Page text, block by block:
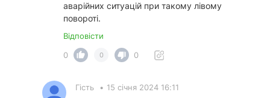
аварійних ситуацій при такому лівому
повороті.
Відповісти
0
0 0
Гість • 15 січня 2024 16:11